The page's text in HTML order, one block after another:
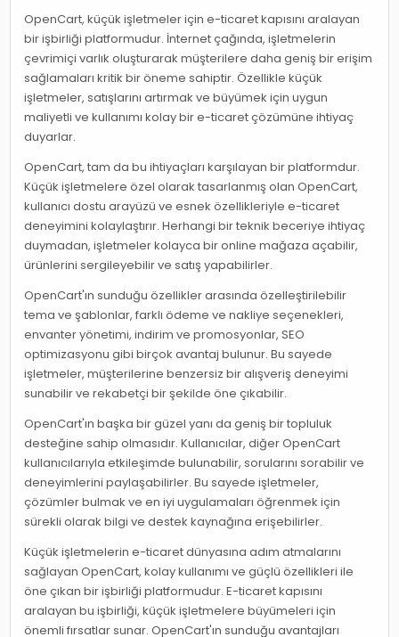
OpenCart, küçük işletmeler için e-ticaret kapısını aralayan
bir işbirliği platformudur. İnternet çağında, işletmelerin
çevrimiçi varlık oluşturarak müşterilere daha geniş bir erişim
sağlamaları kritik bir öneme sahiptir. Özellikle küçük
işletmeler, satışlarını artırmak ve büyümek için uygun
maliyetli ve kullanımı kolay bir e-ticaret çözümüne ihtiyaç
duyarlar.
OpenCart, tam da bu ihtiyaçları karşılayan bir platformdur.
Küçük işletmelere özel olarak tasarlanmış olan OpenCart,
kullanıcı dostu arayüzü ve esnek özellikleriyle e-ticaret
deneyimini kolaylaştırır. Herhangi bir teknik beceriye ihtiyaç
duymadan, işletmeler kolayca bir online mağaza açabilir,
ürünlerini sergileyebilir ve satış yapabilirler.
OpenCart'ın sunduğu özellikler arasında özelleştirilebilir
tema ve şablonlar, farklı ödeme ve nakliye seçenekleri,
envanter yönetimi, indirim ve promosyonlar, SEO
optimizasyonu gibi birçok avantaj bulunur. Bu sayede
işletmeler, müşterilerine benzersiz bir alışveriş deneyimi
sunabilir ve rekabetçi bir şekilde öne çıkabilir.
OpenCart'ın başka bir güzel yanı da geniş bir topluluk
desteğine sahip olmasıdır. Kullanıcılar, diğer OpenCart
kullanıcılarıyla etkileşimde bulunabilir, sorularını sorabilir ve
deneyimlerini paylaşabilirler. Bu sayede işletmeler,
çözümler bulmak ve en iyi uygulamaları öğrenmek için
sürekli olarak bilgi ve destek kaynağına erişebilirler.
Küçük işletmelerin e-ticaret dünyasına adım atmalarını
sağlayan OpenCart, kolay kullanımı ve güçlü özellikleri ile
öne çıkan bir işbirliği platformudur. E-ticaret kapısını
aralayan bu işbirliği, küçük işletmelere büyümeleri için
önemli fırsatlar sunar. OpenCart'ın sunduğu avantajları